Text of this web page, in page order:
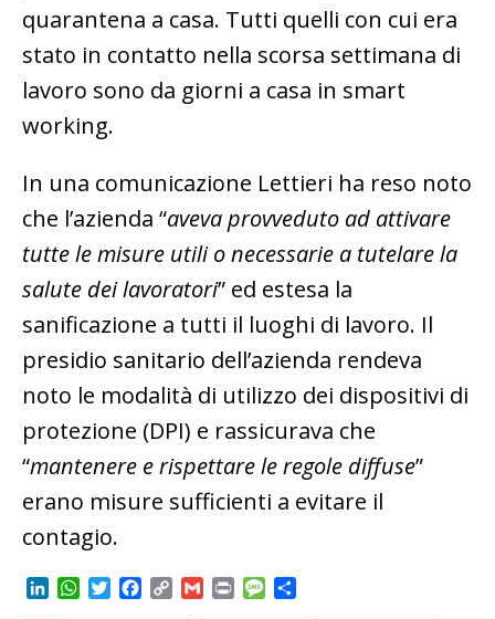
quarantena a casa. Tutti quelli con cui era
stato in contatto nella scorsa settimana di
lavoro sono da giorni a casa in smart
working.
In una comunicazione Lettieri ha reso noto
che l’azienda “aveva provveduto ad attivare
tutte le misure utili o necessarie a tutelare la
salute dei lavoratori” ed estesa la
sanificazione a tutti il luoghi di lavoro. Il
presidio sanitario dell’azienda rendeva
noto le modalità di utilizzo dei dispositivi di
protezione (DPI) e rassicurava che
“mantenere e rispettare le regole diffuse”
erano misure sufficienti a evitare il
contagio.
W
T
G
M